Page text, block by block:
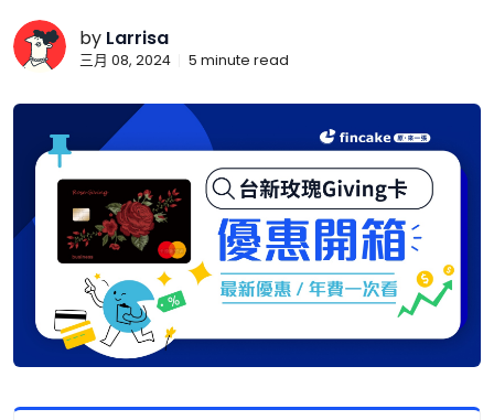
by Larrisa
三月 08, 2024 5 minute read